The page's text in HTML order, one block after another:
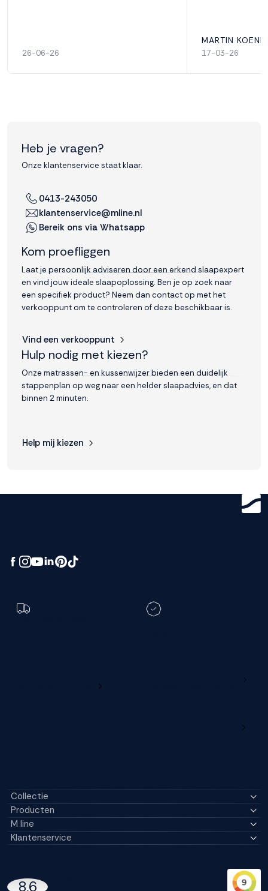
26-06-26
MARTIN
17-03-26
Heb je vragen?
Onze klantenservice staat klaar.
0413-243050
klantenservice@mline.nl
Bereik ons via Whatsapp
Kom proefliggen
Laat je persoonlijk adviseren door een erkend slaapexpert
en vind jouw ideale slaapoplossing. Ben je op zoek naar
een specifiek product? Neem dan contact op met het
verkooppunt om te controleren of deze beschikbaar is.
Vind een verkooppunt
Hulp nodig met kiezen?
Onze matrassen- en kussenwijzer bieden een duidelijk
stappenplan op weg naar een helder slaapadvies, en dat
binnen 2 minuten.
Help mij kiezen
Collectie
Producten
M line
Klantenservice
8,6